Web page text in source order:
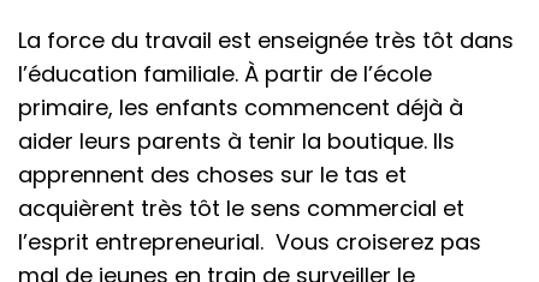
La force du travail est enseignée très tôt dans
l’éducation familiale. À partir de l’école
primaire, les enfants commencent déjà à
aider leurs parents à tenir la boutique. Ils
apprennent des choses sur le tas et
acquièrent très tôt le sens commercial et
l’esprit entrepreneurial. Vous croiserez pas
mal de jeunes en train de surveiller le